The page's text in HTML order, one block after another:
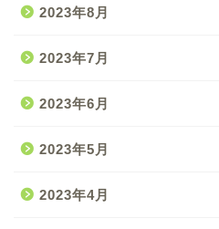
2023年8月
2023年7月
2023年6月
2023年5月
2023年4月